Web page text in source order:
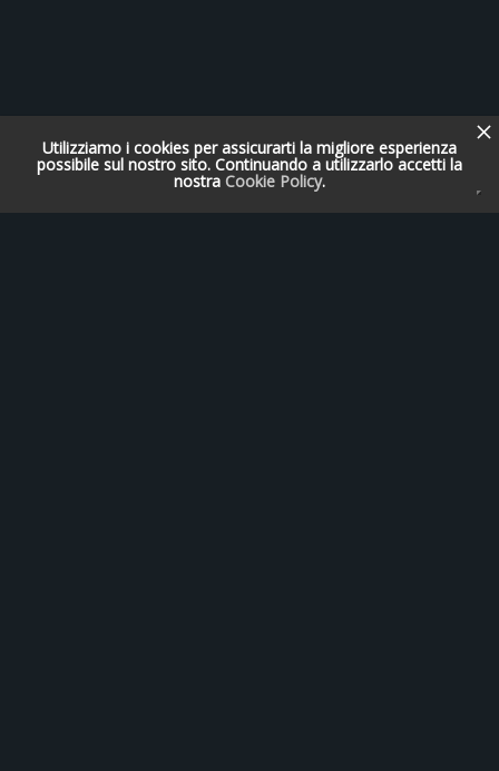
Utilizziamo i cookies per assicurarti la migliore esperienza
possibile sul nostro sito. Continuando a utilizzarlo accetti la
nostra Cookie Policy.